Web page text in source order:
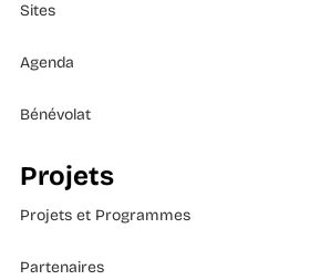
Sites
Agenda
Bénévolat
Projets
Projets et Programmes
Partenaires